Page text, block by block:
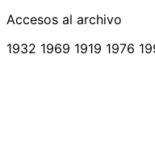
Accesos al archivo
1932 1969 1919 1976